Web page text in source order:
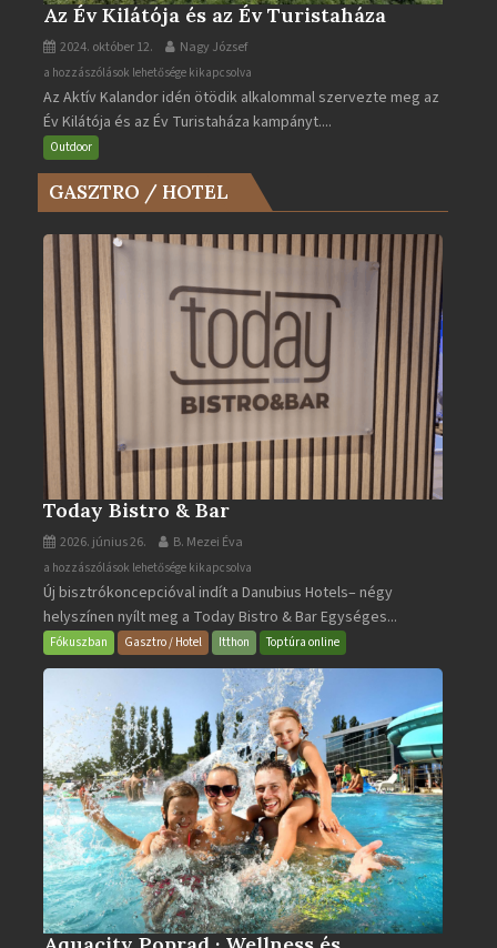
Az Év Kilátója és az Év Turistaháza
2024. október 12. Nagy József
Az
Év
Kilátója
és
Év
Turistaháza
bejegyzéshez
a hozzászólások lehetősége kikapcsolva
Az Aktív Kalandor idén ötödik alkalommal szervezte meg az
Év Kilátója és az Év Turistaháza kampányt....
Outdoor
GASZTRO / HOTEL
Today Bistro & Bar
2026. június 26. B. Mezei Éva
Today
Bistro
&
Bar
a hozzászólások lehetősége kikapcsolva
Új bisztrókoncepcióval indít a Danubius Hotels– négy
helyszínen nyílt meg a Today Bistro & Bar Egységes...
Fókuszban Gasztro / Hotel Itthon Toptúra online